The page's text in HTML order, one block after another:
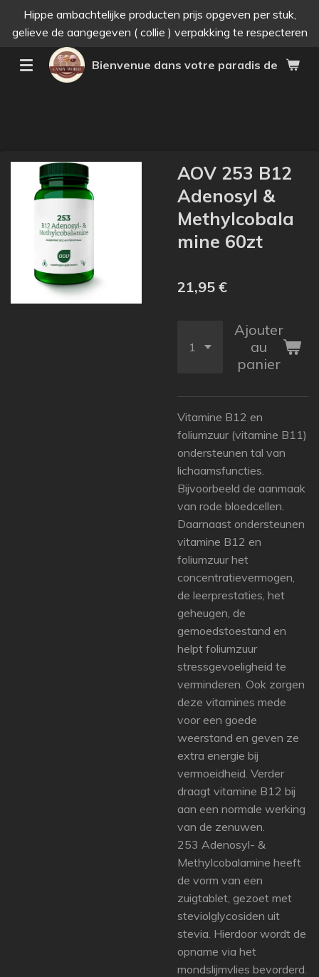
Passer
au
principal
Bienvenue dans votre paradis des
Hippe ambachtelijke producten prijs opgeven per stuk,
gelieve de aangegeven ( collie ) verpakking te respecteren
AOV 253 B12
Adenosyl &
Methylcobala
mine 60zt
21,95 €
Ajouter
au
panier
Vitamine B12 en
foliumzuur (vitamine B11)
ondersteunen tal van
lichaamsfuncties.
Bijvoorbeeld de aanmaak
van rode bloedcellen.
Daarnaast ondersteunen
vitamine B12 en
foliumzuur het
concentratievermogen,
de leerprestaties, het
geheugen, de
gemoedstoestand en
helpt foliumzuur
stressgevoeligheid te
verminderen. Ook zorgen
deze vitamines mede
voor een goede
weerstand en geven ze
extra energie bij
vermoeidheid. Verder
draagt vitamine B12 bij
aan een normale werking
van de zenuwen.
253 Adenosyl- &
Methylcobalamine heeft
de vorm van een
zuigtablet, gezoet met
steviolglycosiden uit
stevia. Hierdoor wordt de
opname via het
mondslijmvlies bevorderd.